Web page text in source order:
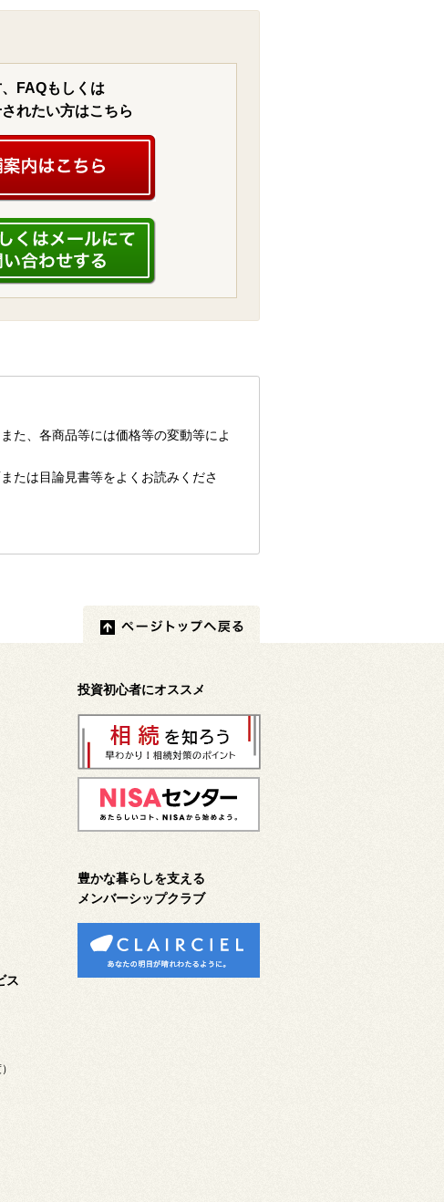
FAQもしくは
れたい方はこちら
た、各商品等には価格等の変動等によ
たは目論見書等をよくお読みくださ
ス
投資初心者にオススメ
豊かな暮らしを支える
メンバーシップクラブ